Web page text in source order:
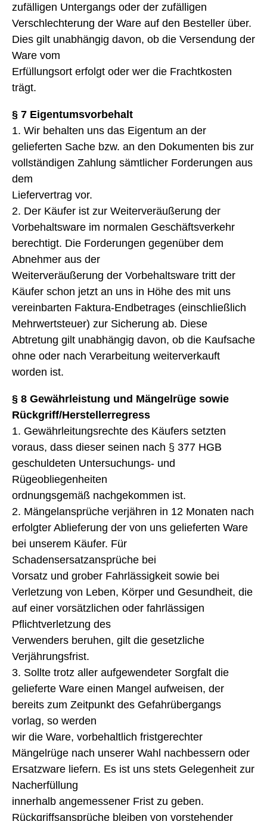
zufälligen Untergangs oder der zufälligen
Verschlechterung der Ware auf den Besteller über.
Dies gilt unabhängig davon, ob die Versendung der
Ware vom
Erfüllungsort erfolgt oder wer die Frachtkosten
trägt.
§ 7 Eigentumsvorbehalt
1. Wir behalten uns das Eigentum an der
gelieferten Sache bzw. an den Dokumenten bis zur
vollständigen Zahlung sämtlicher Forderungen aus
dem
Liefervertrag vor.
2. Der Käufer ist zur Weiterveräußerung der
Vorbehaltsware im normalen Geschäftsverkehr
berechtigt. Die Forderungen gegenüber dem
Abnehmer aus der
Weiterveräußerung der Vorbehaltsware tritt der
Käufer schon jetzt an uns in Höhe des mit uns
vereinbarten Faktura-Endbetrages (einschließlich
Mehrwertsteuer) zur Sicherung ab. Diese
Abtretung gilt unabhängig davon, ob die Kaufsache
ohne oder nach Verarbeitung weiterverkauft
worden ist.
§ 8 Gewährleistung und Mängelrüge sowie
Rückgriff/Herstellerregress
1. Gewährleitungsrechte des Käufers setzten
voraus, dass dieser seinen nach § 377 HGB
geschuldeten Untersuchungs- und
Rügeobliegenheiten
ordnungsgemäß nachgekommen ist.
2. Mängelansprüche verjähren in 12 Monaten nach
erfolgter Ablieferung der von uns gelieferten Ware
bei unserem Käufer. Für
Schadensersatzansprüche bei
Vorsatz und grober Fahrlässigkeit sowie bei
Verletzung von Leben, Körper und Gesundheit, die
auf einer vorsätzlichen oder fahrlässigen
Pflichtverletzung des
Verwenders beruhen, gilt die gesetzliche
Verjährungsfrist.
3. Sollte trotz aller aufgewendeter Sorgfalt die
gelieferte Ware einen Mangel aufweisen, der
bereits zum Zeitpunkt des Gefahrübergangs
vorlag, so werden
wir die Ware, vorbehaltlich fristgerechter
Mängelrüge nach unserer Wahl nachbessern oder
Ersatzware liefern. Es ist uns stets Gelegenheit zur
Nacherfüllung
innerhalb angemessener Frist zu geben.
Rückgriffsansprüche bleiben von vorstehender